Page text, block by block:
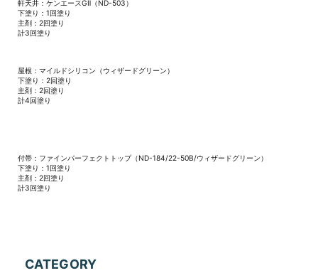
軒天井：ケンエースGⅡ（ND-503）
下塗り：1回塗り
主剤：2回塗り
計3回塗り
屋根：マイルドシリコン（ウィザードグリーン）
下塗り：2回塗り
主剤：2回塗り
計4回塗り
付帯：ファインパーフェクトトップ（ND-184/22-50B/ウィザードグリーン）
下塗り：1回塗り
主剤：2回塗り
計3回塗り
CATEGORY